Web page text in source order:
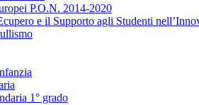
P.O.N. 2014-2020
e il Supporto agli Studenti
1° grado